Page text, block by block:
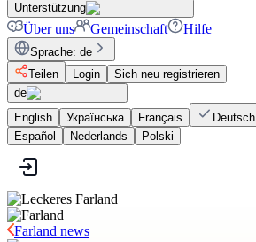
Unterstützung
Über uns Gemeinschaft Hilfe
Sprache: de
Teilen
Login
Sich neu registrieren
de
English
Українська Français Deutsch
Español
Nederlands Polski
Farland news